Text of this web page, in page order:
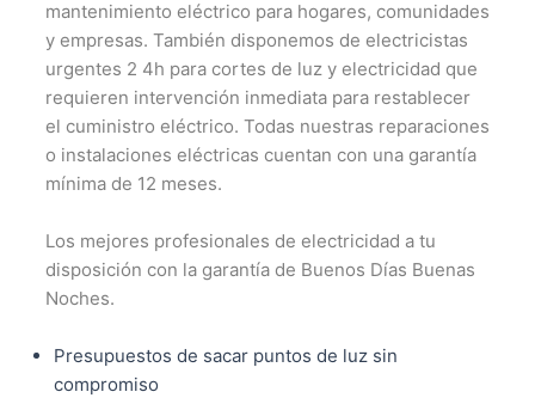
mantenimiento eléctrico para hogares, comunidades
y empresas. También disponemos de electricistas
urgentes 2 4h para cortes de luz y electricidad que
requieren intervención inmediata para restablecer
el cuministro eléctrico. Todas nuestras reparaciones
o instalaciones eléctricas cuentan con una garantía
mínima de 12 meses.
Los mejores profesionales de electricidad a tu
disposición con la garantía de Buenos Días Buenas
Noches.
Presupuestos de sacar puntos de luz sin
compromiso